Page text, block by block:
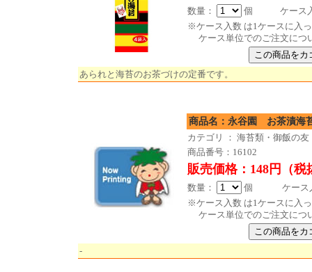
数量：
個 ケース入
※ケース入数 は1ケースに入
ケース単位でのご注文につ
あられと海苔のお茶づけの定番です。
商品名：永谷園 お茶漬
カテゴリ ： 海苔類・御飯の友
商品番号：16102
販売価格：148円（税
数量：
個 ケース入
※ケース入数 は1ケースに入
ケース単位でのご注文につ
-